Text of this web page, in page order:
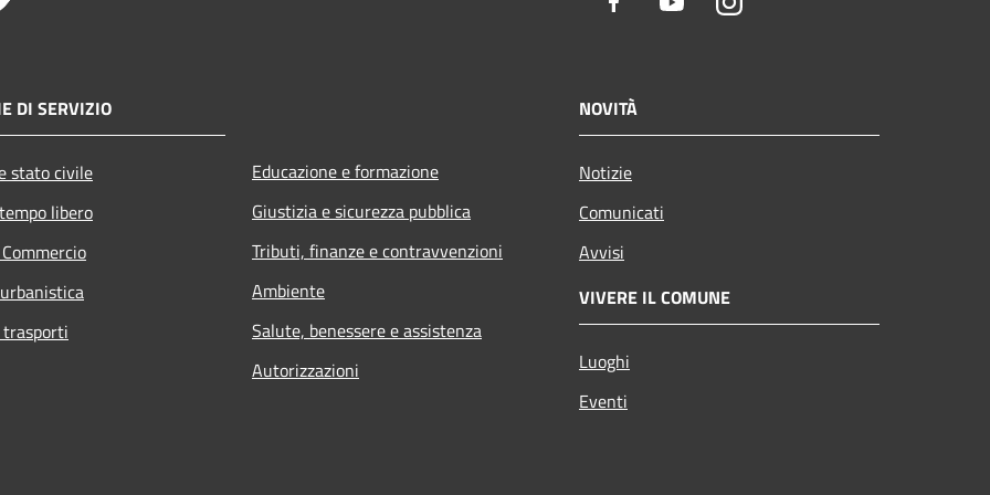
DI SERVIZIO
stato civile
libero
Educazione e formazione
Giustizia e sicurezza pubblica
Tributi, finanze e contravvenzioni
Ambiente
Salute, benessere e assistenza
Autorizzazioni
NOVITÀ
Notizie
Comunicati
Avvisi
VIVERE IL COMUNE
Luoghi
Eventi